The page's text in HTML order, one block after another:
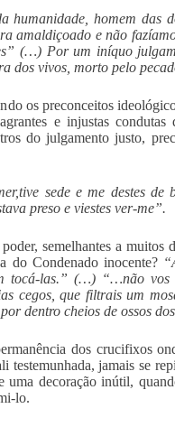
humanidade, homem das
amaldiçoado e não
(…) Por um iníquo
dos vivos, morto pelo
os preconceitos
e injustas
do julgamento justo,
sede e me destes
preso e viestes ver-me”.
semelhantes a
do Condenado inocente?
tocá-las.” (…) “…não
cegos, que filtrais um
dentro cheios de ossos
dos crucifixos
testemunhada, jamais se
decoração inútil,
lo.